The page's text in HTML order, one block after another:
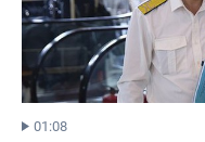
01:08